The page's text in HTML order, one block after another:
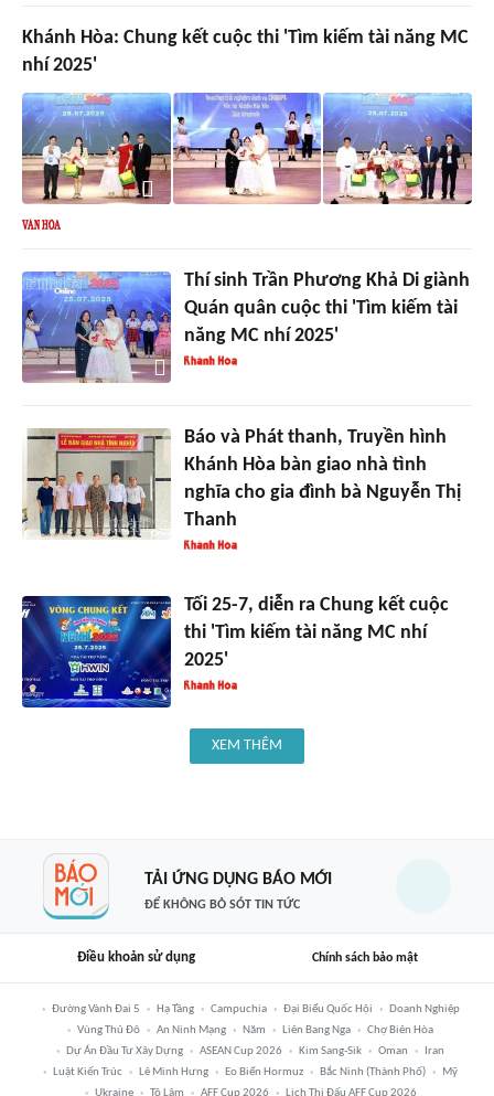
Khánh Hòa: Chung kết cuộc thi 'Tìm kiếm tài năng MC
nhí 2025'
Thí sinh Trần Phương Khả Di giành
Quán quân cuộc thi 'Tìm kiếm tài
năng MC nhí 2025'
Báo và Phát thanh, Truyền hình
Khánh Hòa bàn giao nhà tình
nghĩa cho gia đình bà Nguyễn Thị
Thanh
Tối 25-7, diễn ra Chung kết cuộc
thi 'Tìm kiếm tài năng MC nhí
2025'
XEM THÊM
TẢI ỨNG DỤNG BÁO MỚI
ĐỂ KHÔNG BỎ SÓT TIN TỨC
Điều khoản sử dụng Chính sách bảo mật
Đường Vành Đai 5 Hạ Tầng Campuchia Đại Biểu Quốc Hội
Doanh Nghiệp
Vùng Thủ Đô
An Ninh Mạng Năm Liên Bang Nga
Chợ Biên Hòa
Dự Án Đầu Tư Xây Dựng
ASEAN Cup 2026 Kim Sang-Sik Oman
Iran
Luật Kiến Trúc
Lê Minh Hưng Eo Biển Hormuz Bắc Ninh (thành Phố)
Mỹ
Ukraine
Tô Lâm AFF Cup 2026 Lịch Thi Đấu AFF Cup 2026